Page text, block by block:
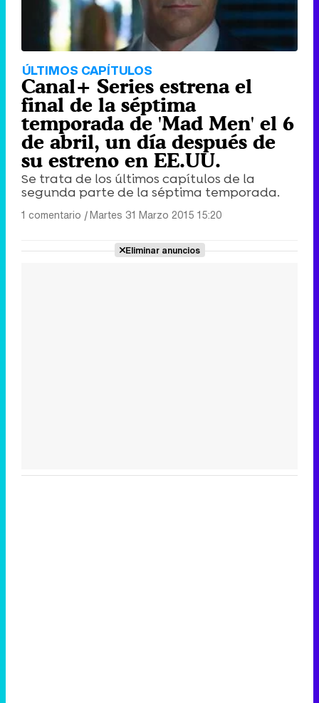
ÚLTIMOS CAPÍTULOS
Canal+ Series estrena el
final de la séptima
temporada de 'Mad Men' el 6
de abril, un día después de
su estreno en EE.UU.
Se trata de los últimos capítulos de la
segunda parte de la séptima temporada.
1 comentario |Martes 31 Marzo 2015 15:20
Eliminar anuncios